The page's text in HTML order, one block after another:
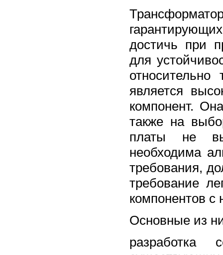
достичь при
для
является
компонент.
также на
платы не
необходима
требования,
требование
компонентов с
Основные из
разработка